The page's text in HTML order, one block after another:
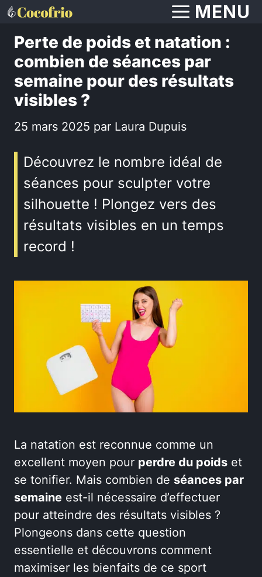
Aller
contenu
MENU
Perte de poids et natation :
combien de séances par
semaine pour des résultats
visibles ?
25 mars 2025 par Laura Dupuis
Découvrez le nombre idéal de
séances pour sculpter votre
silhouette ! Plongez vers des
résultats visibles en un temps
record !
La natation est reconnue comme un
excellent moyen pour perdre du poids et
se tonifier. Mais combien de séances par
semaine est-il nécessaire d’effectuer
pour atteindre des résultats visibles ?
Plongeons dans cette question
essentielle et découvrons comment
maximiser les bienfaits de ce sport